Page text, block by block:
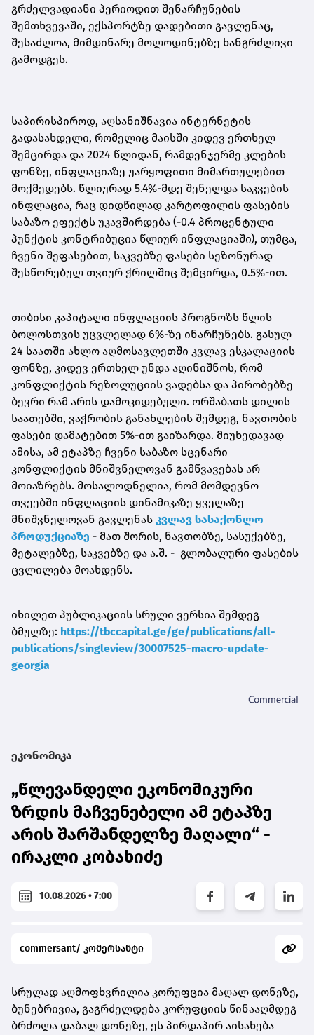
გრძელვადიანი პერიოდით შენარჩუნების
შემთხვევაში, ექსპორტზე დადებითი გავლენაც,
შესაძლოა, მიმდინარე მოლოდინებზე ხანგრძლივი
გამოდგეს.
საპირისპიროდ, აღსანიშნავია ინტერნეტის
გადასახდელი, რომელიც მაისში კიდევ ერთხელ
შემცირდა და 2024 წლიდან, რამდენჯერმე კლების
ფონზე, ინფლაციაზე უარყოფითი მიმართულებით
მოქმედებს. წლიურად 5.4%-მდე შენელდა საკვების
ინფლაცია, რაც დიდწილად კარტოფილის ფასების
საბაზო ეფექტს უკავშირდება (-0.4 პროცენტული
პუნქტის კონტრიბუცია წლიურ ინფლაციაში), თუმცა,
ჩვენი შეფასებით, საკვებზე ფასები სეზონურად
შესწორებულ თვიურ ჭრილშიც შემცირდა, 0.5%-ით.
თიბისი კაპიტალი ინფლაციის პროგნოზს წლის
ბოლოსთვის უცვლელად 6%-ზე ინარჩუნებს. გასულ
24 საათში ახლო აღმოსავლეთში კვლავ ესკალაციის
ფონზე, კიდევ ერთხელ უნდა აღინიშნოს, რომ
კონფლიქტის რეზოლუციის ვადებსა და პირობებზე
ბევრი რამ არის დამოკიდებული. ორშაბათს დილის
საათებში, ვაჭრობის განახლების შემდეგ, ნავთობის
ფასები დამატებით 5%-ით გაიზარდა. მიუხედავად
ამისა, ამ ეტაპზე ჩვენი საბაზო სცენარი
კონფლიქტის მნიშვნელოვან გამწვავებას არ
მოიაზრებს. მოსალოდნელია, რომ მომდევნო
თვეებში ინფლაციის დინამიკაზე ყველაზე
მნიშვნელოვან გავლენას კვლავ სასაქონლო
პროდუქციაზე - მათ შორის, ნავთობზე, სასუქებზე,
მეტალებზე, საკვებზე და ა.შ. - გლობალური ფასების
ცვლილება მოახდენს.
იხილეთ პუბლიკაციის სრული ვერსია შემდეგ
ბმულზე: https://tbccapital.ge/ge/publications/all-
publications/singleview/30007525-macro-update-
georgia
ეკონომიკა
„წლევანდელი ეკონომიკური
ზრდის მაჩვენებელი ამ ეტაპზე
არის შარშანდელზე მაღალი“ -
ირაკლი კობახიძე
10.08.2026 • 7:00
commersant/ კომერსანტი
სრულად აღმოფხვრილია კორუფცია მაღალ დონეზე,
ბუნებრივია, გაგრძელდება კორუფციის წინააღმდეგ
ბრძოლა დაბალ დონეზე, ეს პირდაპირ აისახება